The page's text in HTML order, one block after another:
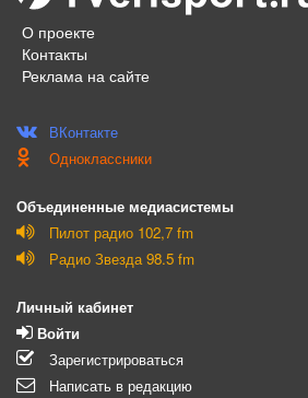
О проекте
Контакты
Реклама на сайте
ВКонтакте
Одноклассники
Объединенные медиасистемы
Пилот радио 102,7 fm
Радио Звезда 98.5 fm
Личный кабинет
Войти
Зарегистрироваться
Написать в редакцию